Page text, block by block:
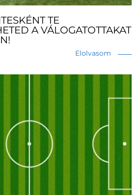
TE
A VÁLOGATOTTAKAT
Elolvasom